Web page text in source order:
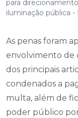
para
iluminação pública
As penas foram
envolvimento de
dos principais
condenados a
multa, além de
poder público